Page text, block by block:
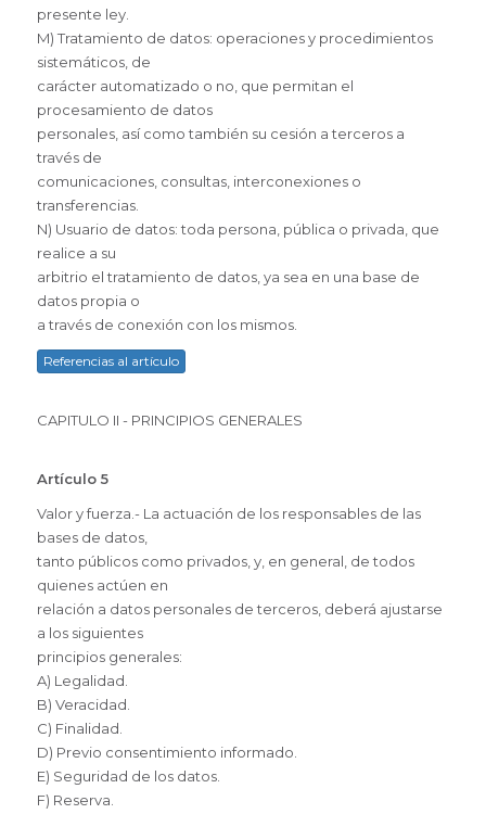
presente ley.
M) Tratamiento de datos: operaciones y procedimientos
sistemáticos, de
carácter automatizado o no, que permitan el
procesamiento de datos
personales, así como también su cesión a terceros a
través de
comunicaciones, consultas, interconexiones o
transferencias.
N) Usuario de datos: toda persona, pública o privada, que
realice a su
arbitrio el tratamiento de datos, ya sea en una base de
datos propia o
a través de conexión con los mismos.
Referencias al artículo
CAPITULO II - PRINCIPIOS GENERALES
Artículo 5
Valor y fuerza.- La actuación de los responsables de las
bases de datos,
tanto públicos como privados, y, en general, de todos
quienes actúen en
relación a datos personales de terceros, deberá ajustarse
a los siguientes
principios generales:
A) Legalidad.
B) Veracidad.
C) Finalidad.
D) Previo consentimiento informado.
E) Seguridad de los datos.
F) Reserva.